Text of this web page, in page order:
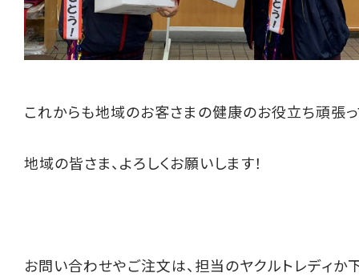
これからも地域のお客さまの健康のお役立ち頑張っ
地域の皆さま、よろしくお願いします！
お問い合わせやご注文は、担当のヤクルトレディか